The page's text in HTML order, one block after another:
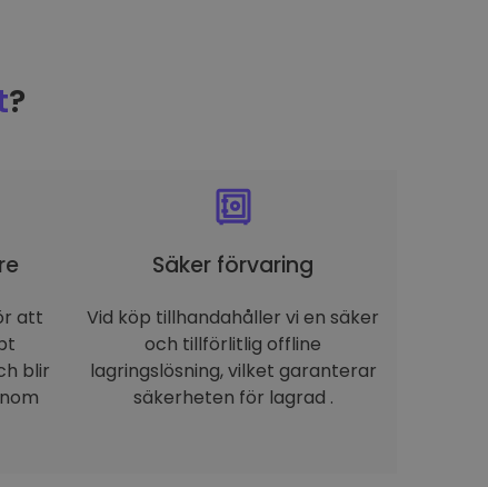
?
att
blir
Säker förvaring
Vid köp tillhandahåller vi en säker
och tillförlitlig offline
lagringslösning, vilket garanterar
säkerheten för lagrad .